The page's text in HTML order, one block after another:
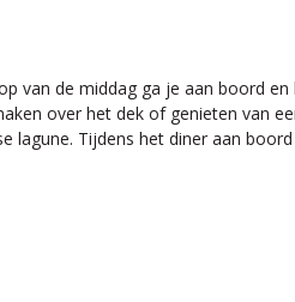
van de middag ga je aan boord
over het dek of genieten van
lagune. Tijdens het diner aan